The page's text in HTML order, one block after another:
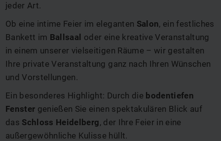
jeder Art.
Ob eine intime Feier im eleganten Salon, ein festliches
Bankett im Ballsaal oder eine kreative Veranstaltung
in einem unserer vielseitigen Räume – wir gestalten
Ihre private Veranstaltung ganz nach Ihren Wünschen
und Vorstellungen.
Ein besonderes Highlight: Durch die bodentiefen
Fenster genießen Sie einen spektakulären Blick auf
das Schloss Heidelberg, der Ihre Feier in eine
außergewöhnliche Kulisse hüllt.